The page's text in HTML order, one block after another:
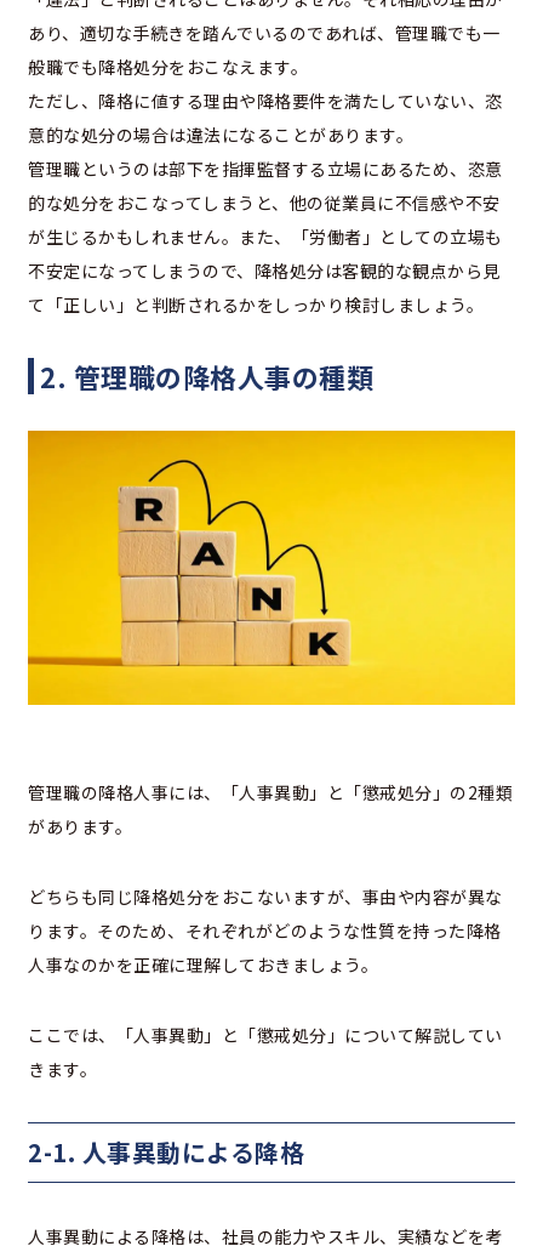
あり、適切な手続きを踏んでいるのであれば、管理職でも一
般職でも降格処分をおこなえます。
ただし、降格に値する理由や降格要件を満たしていない、恣
意的な処分の場合は違法になることがあります。
管理職というのは部下を指揮監督する立場にあるため、恣意
的な処分をおこなってしまうと、他の従業員に不信感や不安
が生じるかもしれません。また、「労働者」としての立場も
不安定になってしまうので、降格処分は客観的な観点から見
て「正しい」と判断されるかをしっかり検討しましょう。
2. 管理職の降格人事の種類
管理職の降格人事には、「人事異動」と「懲戒処分」の2種類
があります。
どちらも同じ降格処分をおこないますが、事由や内容が異な
ります。そのため、それぞれがどのような性質を持った降格
人事なのかを正確に理解しておきましょう。
ここでは、「人事異動」と「懲戒処分」について解説してい
きます。
2-1. 人事異動による降格
人事異動による降格は、社員の能力やスキル、実績などを考